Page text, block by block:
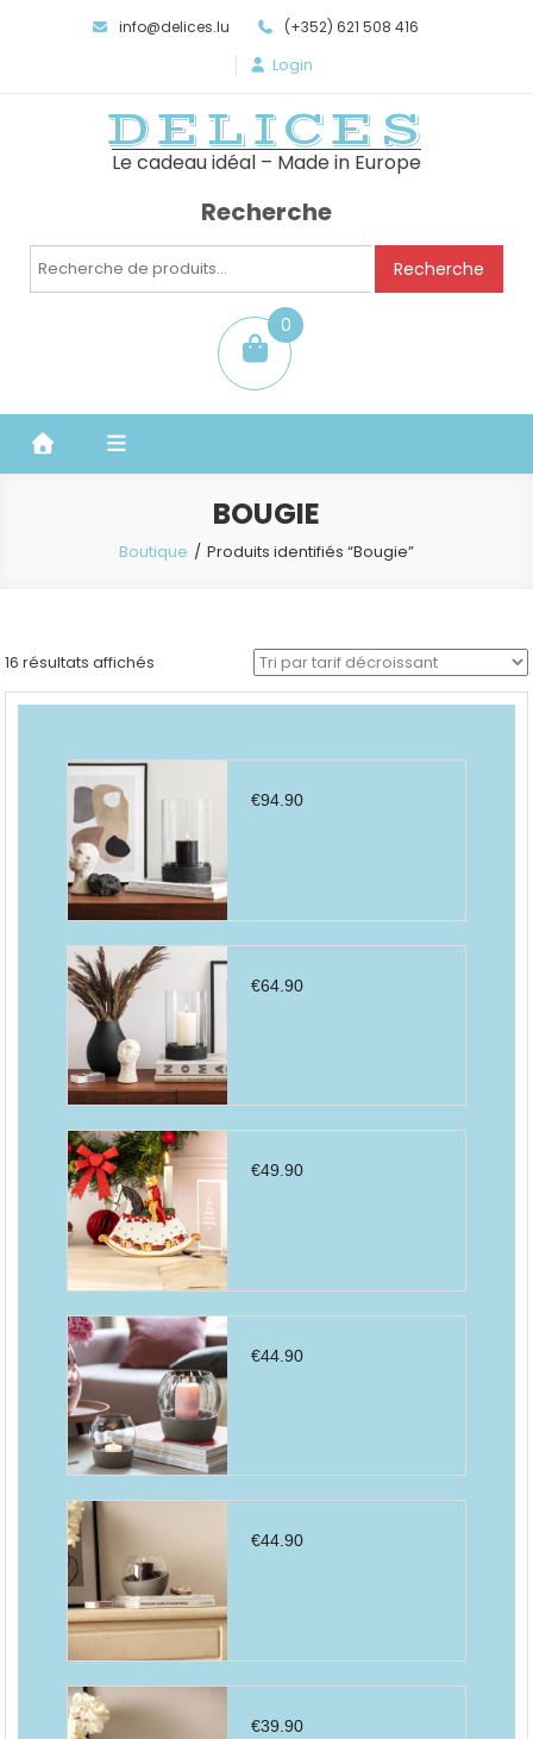
info@delices.lu (+352) 621 508 416
Login
DELICES
Le cadeau idéal – Made in Europe
Recherche
Recherche
Recherche
0
item
BOUGIE
Boutique Produits identifiés “Bougie”
16 résultats affichés
par
€94.90
€64.90
€49.90
€44.90
€44.90
€39.90